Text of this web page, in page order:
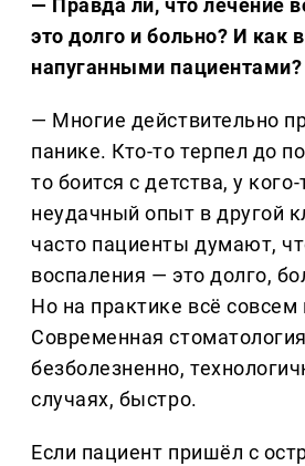
это долго и больно? И как
напуганными пациентами?
— Многие действительно
панике. Кто-то терпел до
то боится с детства, у
неудачный опыт в другой
часто пациенты думают,
воспаления — это долго,
Но на практике всё совсем
Современная
безболезненно,
случаях, быстро.
Если пациент пришёл с